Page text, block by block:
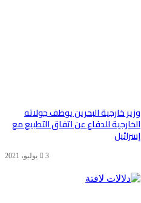
وزير خارجية البحرين يوظف جولاته
الخارجية للدفاع عن اتفاق التطبيع مع
إسرائيل
3 يوليو، 2021